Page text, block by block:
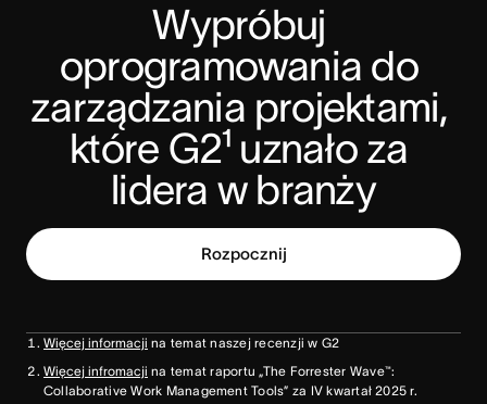
Wypróbuj
oprogramowania do
zarządzania projektami,
które G2¹ uznało za
lidera w branży
Rozpocznij
Więcej informacji na temat naszej recenzji w G2
Więcej infromacji na temat raportu „The Forrester Wave™:
Collaborative Work Management Tools” za IV kwartał 2025 r.